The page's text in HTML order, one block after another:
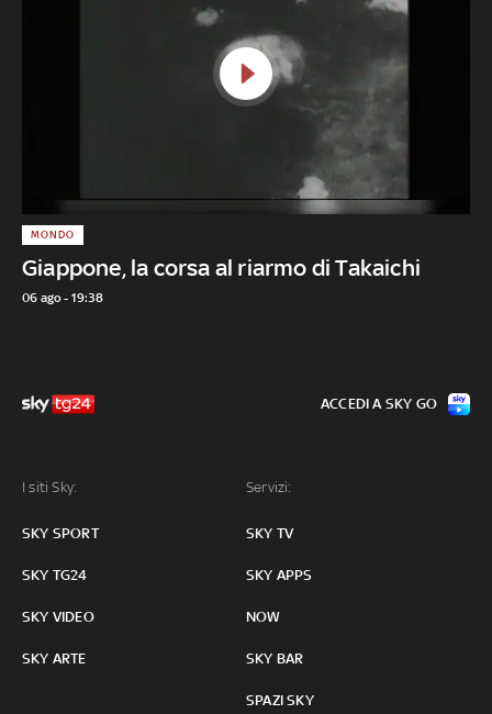
Giappone, la corsa al riarmo di Takaichi
MONDO
06 ago - 19:38
I siti Sky:
SKY SPORT
SKY TG24
SKY VIDEO
SKY ARTE
Servizi:
SKY TV
SKY APPS
NOW
SKY BAR
SPAZI SKY
ACCEDI A SKY GO